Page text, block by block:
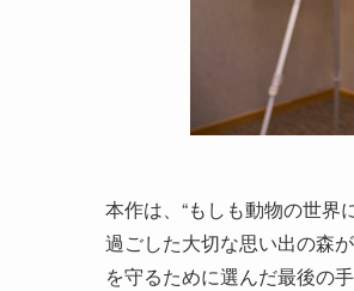
本作は、“もしも動物の世界
過ごした大切な思い出の森
を守るために選んだ最後の